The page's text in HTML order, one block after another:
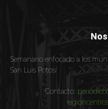
Semanario enfocado a los
San Luis Potosí
Contacto: